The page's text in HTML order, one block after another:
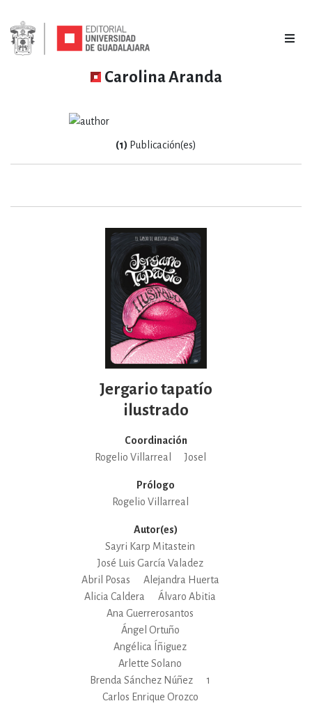
Carolina Aranda
(1) Publicación(es)
Jergario tapatío
ilustrado
Coordinación
Rogelio Villarreal
Josel
Prólogo
Rogelio Villarreal
Autor(es)
Sayri Karp Mitastein
José Luis García Valadez
Abril Posas
Alejandra Huerta
Alicia Caldera
Álvaro Abitia
Ana Guerrerosantos
Ángel Ortuño
Angélica Íñiguez
Arlette Solano
Brenda Sánchez Núñez
1
Carlos Enrique Orozco